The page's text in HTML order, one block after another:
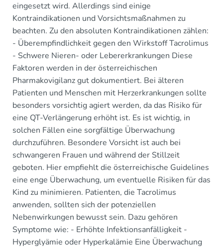
eingesetzt wird. Allerdings sind einige
Kontraindikationen und Vorsichtsmaßnahmen zu
beachten. Zu den absoluten Kontraindikationen zählen:
- Überempfindlichkeit gegen den Wirkstoff Tacrolimus
- Schwere Nieren- oder Lebererkrankungen Diese
Faktoren werden in der österreichischen
Pharmakovigilanz gut dokumentiert. Bei älteren
Patienten und Menschen mit Herzerkrankungen sollte
besonders vorsichtig agiert werden, da das Risiko für
eine QT-Verlängerung erhöht ist. Es ist wichtig, in
solchen Fällen eine sorgfältige Überwachung
durchzuführen. Besondere Vorsicht ist auch bei
schwangeren Frauen und während der Stillzeit
geboten. Hier empfiehlt die österreichische Guidelines
eine enge Überwachung, um eventuelle Risiken für das
Kind zu minimieren. Patienten, die Tacrolimus
anwenden, sollten sich der potenziellen
Nebenwirkungen bewusst sein. Dazu gehören
Symptome wie: - Erhöhte Infektionsanfälligkeit -
Hyperglyämie oder Hyperkalämie Eine Überwachung